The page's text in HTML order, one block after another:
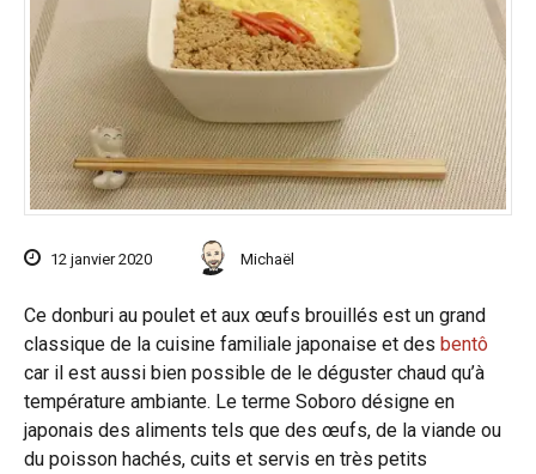
12 janvier 2020 Michaël
Ce donburi au poulet et aux œufs brouillés est un grand
classique de la cuisine familiale japonaise et des bentô
car il est aussi bien possible de le déguster chaud qu’à
température ambiante. Le terme Soboro désigne en
japonais des aliments tels que des œufs, de la viande ou
du poisson hachés, cuits et servis en très petits